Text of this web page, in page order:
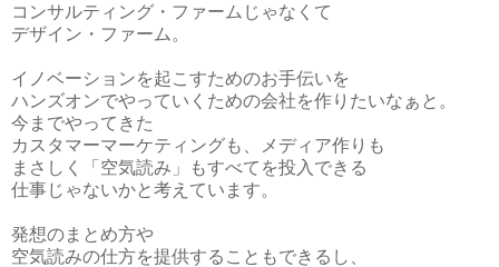
コンサルティング・ファームじゃなくて
デザイン・ファーム。
イノベーションを起こすためのお手伝いを
ハンズオンでやっていくための会社を作りたいなぁと。
今までやってきた
カスタマーマーケティングも、メディア作りも
まさしく「空気読み」もすべてを投入できる
仕事じゃないかと考えています。
発想のまとめ方や
空気読みの仕方を提供することもできるし、